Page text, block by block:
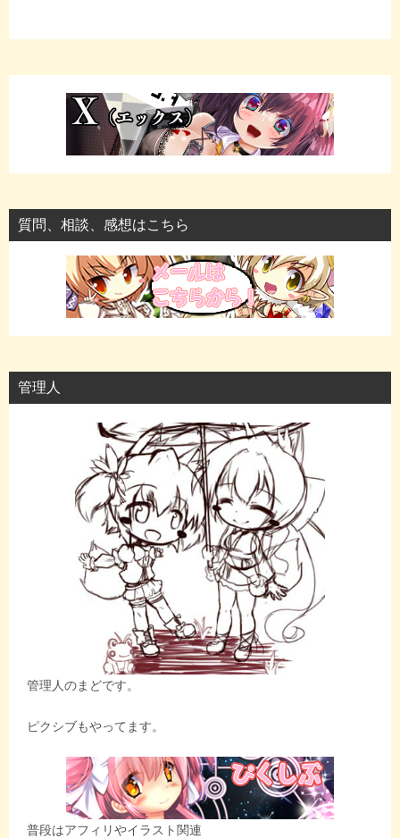
質問、相談、感想はこちら
管理人
管理人のまどです。
ピクシブもやってます。
普段はアフィリやイラスト関連